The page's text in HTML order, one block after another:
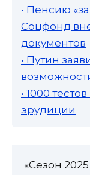
• Пенсию
Соцфонд
документов
• Путин
• 1000
эрудиции
«Сезон